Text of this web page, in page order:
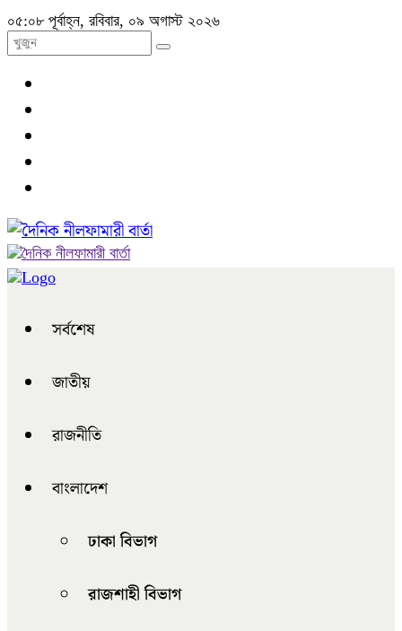
০৫:০৮ পূর্বাহ্ন, রবিবার, ০৯ অগাস্ট ২০২৬
সর্বশেষ
জাতীয়
রাজনীতি
বাংলাদেশ
ঢাকা বিভাগ
রাজশাহী বিভাগ